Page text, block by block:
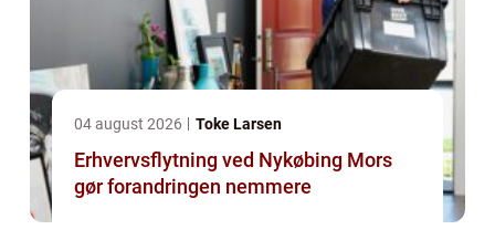
04 august 2026 Toke Larsen
Erhvervsflytning ved Nykøbing Mors
gør forandringen nemmere